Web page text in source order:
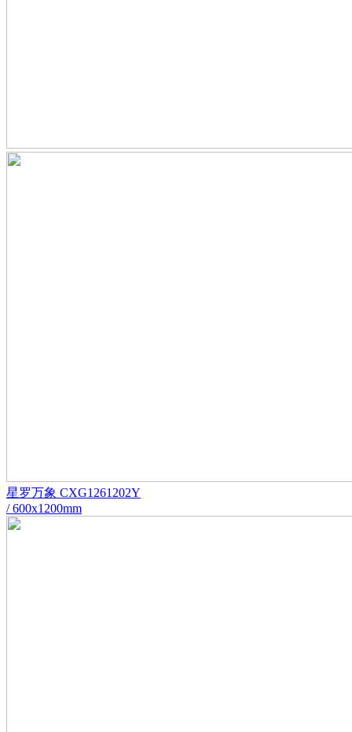
星罗万象 CXG1261202Y
/ 600x1200mm